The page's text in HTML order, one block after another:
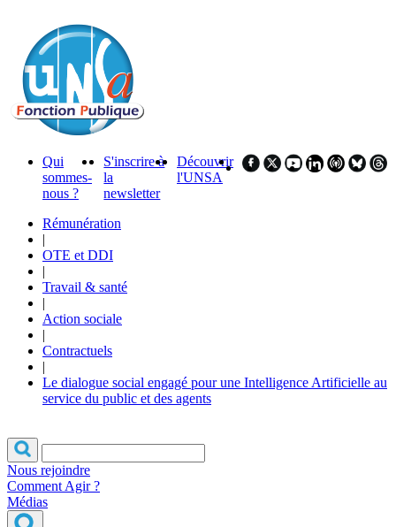
Qui
sommes-
nous ?
S'inscrire à
la
newsletter
Découvrir
l'UNSA
Rémunération
|
OTE et DDI
|
Travail & santé
|
Action sociale
|
Contractuels
|
Le dialogue social engagé pour une Intelligence Artificielle au
service du public et des agents
Nous rejoindre
Comment Agir ?
Médias